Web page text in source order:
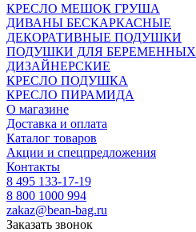
КРЕСЛО МЕШОК ГРУША
ДИВАНЫ БЕСКАРКАСНЫЕ
ДЕКОРАТИВНЫЕ ПОДУШКИ
ПОДУШКИ ДЛЯ БЕРЕМЕННЫХ
ДИЗАЙНЕРСКИЕ
КРЕСЛО ПОДУШКА
КРЕСЛО ПИРАМИДА
О магазине
Доставка и оплата
Каталог товаров
Акции и спецпредложения
Контакты
8 495 133-17-19
8 800 1000 994
zakaz@bean-bag.ru
Заказать звонок